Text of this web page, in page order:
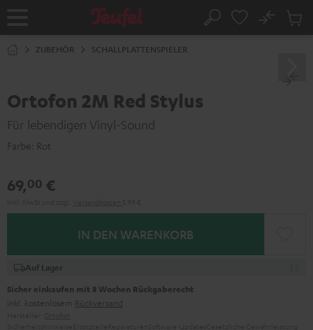
Startseite Suche
No
ZUBEHÖR SCHALLPLATTENSPIELER
Ortofon 2M Red Stylus
Für lebendigen Vinyl-Sound
Farbe: Rot
69,00 €
IN DEN WARENKORB
Auf Lager
Sicher einkaufen mit 8 Wochen Rückgaberecht
inkl. kostenlosem Rückversand